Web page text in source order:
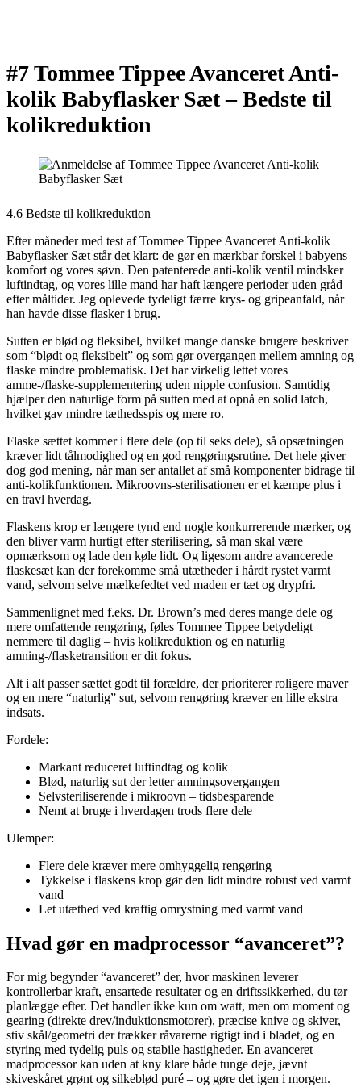
#7 Tommee Tippee Avanceret Anti-
kolik Babyflasker Sæt –Bedste til
kolikreduktion
4.6 Bedste til kolikreduktion
Efter måneder med test af Tommee Tippee Avanceret Anti-kolik
Babyflasker Sæt står det klart: de gør en mærkbar forskel i babyens
komfort og vores søvn. Den patenterede anti-kolik ventil mindsker
luftindtag, og vores lille mand har haft længere perioder uden gråd
efter måltider. Jeg oplevede tydeligt færre krys- og gripeanfald, når
han havde disse flasker i brug.
Sutten er blød og fleksibel, hvilket mange danske brugere beskriver
som “blødt og fleksibelt” og som gør overgangen mellem amning og
flaske mindre problematisk. Det har virkelig lettet vores
amme-/flaske-supplementering uden nipple confusion. Samtidig
hjælper den naturlige form på sutten med at opnå en solid latch,
hvilket gav mindre tæthedsspis og mere ro.
Flaske sættet kommer i flere dele (op til seks dele), så opsætningen
kræver lidt tålmodighed og en god rengøringsrutine. Det hele giver
dog god mening, når man ser antallet af små komponenter bidrage til
anti-kolikfunktionen. Mikroovns-sterilisationen er et kæmpe plus i
en travl hverdag.
Flaskens krop er længere tynd end nogle konkurrerende mærker, og
den bliver varm hurtigt efter sterilisering, så man skal være
opmærksom og lade den køle lidt. Og ligesom andre avancerede
flaskesæt kan der forekomme små utætheder i hårdt rystet varmt
vand, selvom selve mælkefedtet ved maden er tæt og drypfri.
Sammenlignet med f.eks. Dr. Brown’s med deres mange dele og
mere omfattende rengøring, føles Tommee Tippee betydeligt
nemmere til daglig – hvis kolikreduktion og en naturlig
amning-/flasketransition er dit fokus.
Alt i alt passer sættet godt til forældre, der prioriterer roligere maver
og en mere “naturlig” sut, selvom rengøring kræver en lille ekstra
indsats.
Fordele:
Markant reduceret luftindtag og kolik
Blød, naturlig sut der letter amningsovergangen
Selvsteriliserende i mikroovn – tidsbesparende
Nemt at bruge i hverdagen trods flere dele
Ulemper:
Flere dele kræver mere omhyggelig rengøring
Tykkelse i flaskens krop gør den lidt mindre robust ved varmt
vand
Let utæthed ved kraftig omrystning med varmt vand
Hvad gør en madprocessor “avanceret”?
For mig begynder “avanceret” der, hvor maskinen leverer
kontrollerbar kraft, ensartede resultater og en driftssikkerhed, du tør
planlægge efter. Det handler ikke kun om watt, men om moment og
gearing (direkte drev/induktionsmotorer), præcise knive og skiver,
stiv skål/geometri der trækker råvarerne rigtigt ind i bladet, og en
styring med tydelig puls og stabile hastigheder. En avanceret
madprocessor kan uden at kny klare både tunge deje, jævnt
skiveskåret grønt og silkeblød puré – og gøre det igen i morgen.